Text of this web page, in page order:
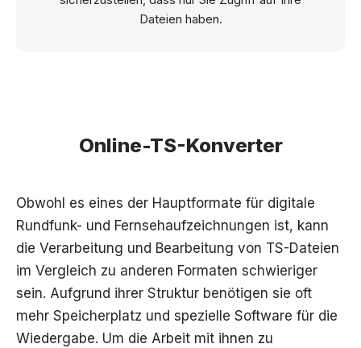
Dateien haben.
Online-TS-Konverter
Obwohl es eines der Hauptformate für digitale
Rundfunk- und Fernsehaufzeichnungen ist, kann
die Verarbeitung und Bearbeitung von TS-Dateien
im Vergleich zu anderen Formaten schwieriger
sein. Aufgrund ihrer Struktur benötigen sie oft
mehr Speicherplatz und spezielle Software für die
Wiedergabe. Um die Arbeit mit ihnen zu